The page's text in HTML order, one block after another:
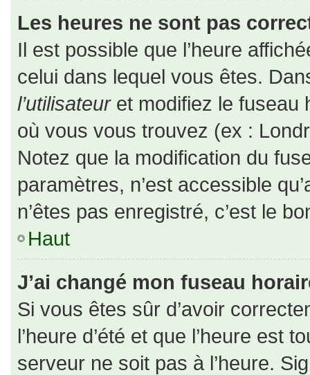
Les heures ne sont pas
Il est possible que l’heure
celui dans lequel vous êtes.
l’utilisateuret modifiez le fuseau
où vous vous trouvez (ex :
Notez que la modification du
paramètres, n’est accessible
n’êtes pas enregistré, c’est le
Haut
J’ai changé mon fuseau
Si vous êtes sûr d’avoir
l’heure d’été et que l’heure est
serveur ne soit pas à l’heure.